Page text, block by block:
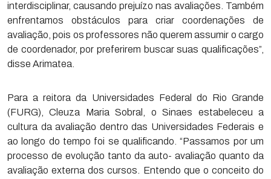
interdisciplinar, causando prejuízo nas avaliações. Também
enfrentamos obstáculos para criar coordenações de
avaliação, pois os professores não querem assumir o cargo
de coordenador, por preferirem buscar suas qualificações”,
disse Arimatea.
Para a reitora da Universidades Federal do Rio Grande
(FURG), Cleuza Maria Sobral, o Sinaes estabeleceu a
cultura da avaliação dentro das Universidades Federais e
ao longo do tempo foi se qualificando. “Passamos por um
processo de evolução tanto da auto- avaliação quanto da
avaliação externa dos cursos. Entendo que o conceito do